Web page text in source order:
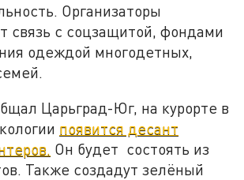
Организаторы
связь с соцзащитой, фондами
одеждой многодетных,
Царьград-Юг, на курорте в
появится десант
Он будет состоять из
Также создадут зелёный